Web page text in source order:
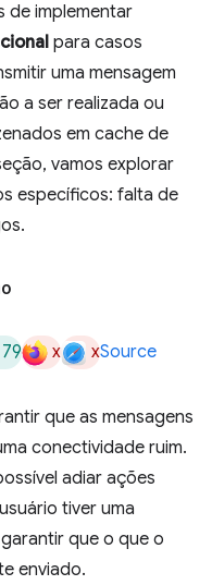
de implementar
para casos
uma mensagem
a ser realizada ou
em cache de
vamos explorar
específicos: falta de
79 x xSource
que as mensagens
conectividade ruim.
adiar ações
tiver uma
que o que o
enviado.